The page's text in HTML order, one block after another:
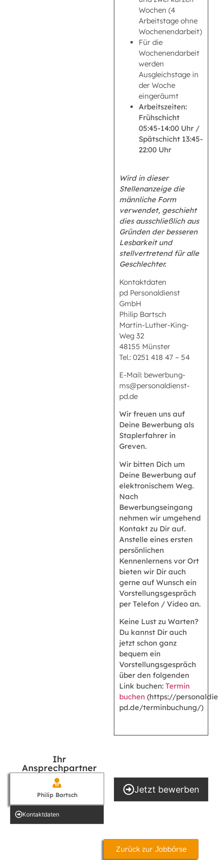
Wochen (4
Arbeitstage ohne
Wochenendarbeit)
Für die
Wochenendarbeit
werden
Ausgleichstage in
der Woche
eingeräumt
Arbeitszeiten:
Frühschicht
05:45-14:00 Uhr /
Spätschicht 13:45-
22:00 Uhr
Wird in dieser
Stellenanzeige die
männliche Form
verwendet, geschieht
dies ausschließlich aus
Gründen der besseren
Lesbarkeit und
stellvertretend für alle
Geschlechter.
Kontaktdaten
pd Personaldienst
GmbH
Philip Bartsch
Martin-Luther-King-
Weg 32
48155 Münster
Tel.: 0251 418 47 – 54
E-Mail: bewerbung-
ms@personaldienst-
pd.de
Wir freuen uns auf
Deine Bewerbung als
Staplerfahrer in
Greven.
Wir bitten Dich um
Deine Bewerbung auf
elektronischem Weg.
Nach
Bewerbungseingang
nehmen wir umgehend
Kontakt zu Dir auf.
Anstelle eines ersten
persönlichen
Kennenlernens vor Ort
bieten wir Dir auch
gerne auf Wunsch ein
Vorstellungsgespräch
per Telefon / Video an.
Keine Lust zu Warten?
Du kannst Dir auch
jetzt schon ganz
bequem ein
Vorstellungsgespräch
über den folgenden
Link buchen: Termin
buchen (https://
pd.de/terminbuchung/)
Ihr
Ansprechpartner
Philip Bartsch
Kontakt­daten
Jetzt bewerben
Zurück zur Jobbörse